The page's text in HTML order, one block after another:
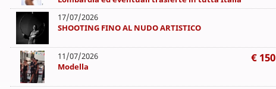
17/07/2026
SHOOTING FINO AL NUDO ARTISTICO
€ 150
11/07/2026
Modella